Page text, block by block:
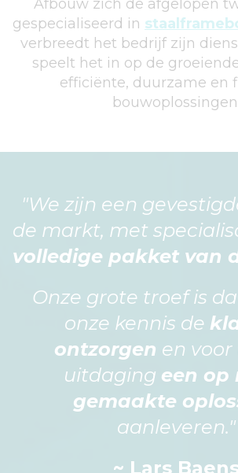
Afbouw zich de afgelopen
gespecialiseerd in
verbreedt het bedrijf zijn
speelt het in op de
efficiënte, duurzame en
"We zijn een
de markt, met
volledige pakket van
Onze grote troef is
onze kennis de
ontzorgen en
uitdaging een op
gemaakte
aanleveren."
~ Lars